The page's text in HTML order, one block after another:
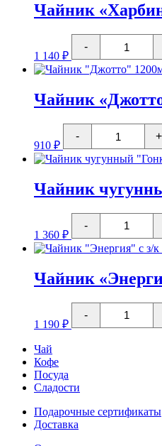
Чайник
1 140 ₽
-
Количество
товара
Чайник
"Харбин"
Чайник
910 ₽
-
Количество
товара
Чайник
"Джотто"
+
Чайник
1 360 ₽
-
Количество
товара
Чайник
чугунный
сито,
красный
Чайник
1 190 ₽
-
Количество
товара
Чайник
Чай
Кофе
Посуда
Сладости
Подарочные сертификаты
Доставка